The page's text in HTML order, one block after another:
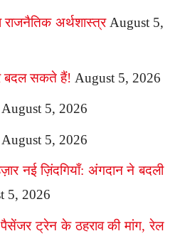
अर्थशास्त्र August 5,
बदल सकते हैं! August 5, 2026
August 5, 2026
August 5, 2026
नई ज़िंदगियाँ: अंगदान ने बदली
5, 2026
ट्रेन के ठहराव की मांग, रेल